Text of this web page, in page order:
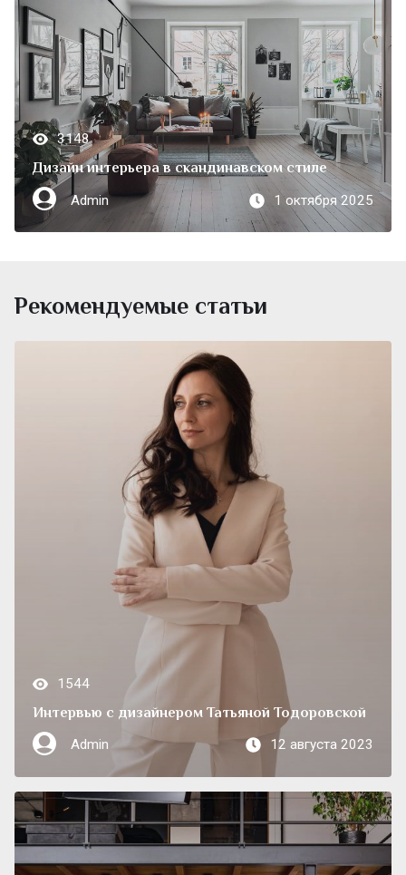
3148
Дизайн интерьера в скандинавском стиле
Admin
1 октября 2025
Рекомендуемые статьи
1544
Интервью с дизайнером Татьяной Тодоровской
Admin
12 августа 2023